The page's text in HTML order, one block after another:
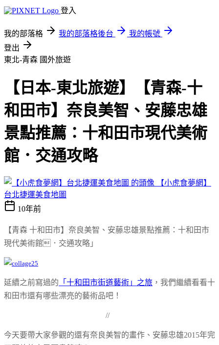
登入
我的部落格 我的部落格後台
我的帳號
登出
東北-青森 國外旅遊
【日本-東北旅遊】【青森-十
和田市】奈良美智、安藤忠雄
景點推薦：十和田市現代美術
館．交通攻略
【小虎食夢網】
台北捷運美食地圖
10年前
【青森 十和田市】奈良美智、安藤忠雄景點推薦：十和田市
現代美術館．交通攻略」
延續之前寫過的 「十和田市街道藝術」之旅 ，我們繼續看看十
和田市還有哪些漂亮的藝術品吧！
//
今天要帶大家參觀的還有奈良美智的畫作、安藤忠雄2015年完